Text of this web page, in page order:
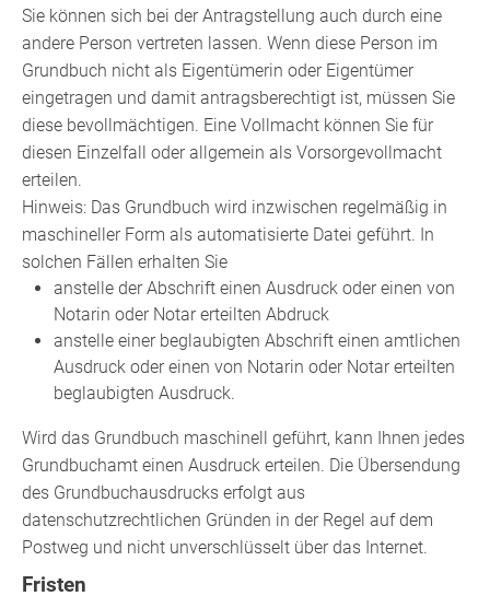
Sie können sich bei der Antragstellung auch durch eine
andere Person vertreten lassen. Wenn diese Person im
Grundbuch nicht als Eigentümerin oder Eigentümer
eingetragen und damit antragsberechtigt ist, müssen Sie
diese bevollmächtigen. Eine Vollmacht können Sie für
diesen Einzelfall oder allgemein als Vorsorgevollmacht
erteilen.
Hinweis: Das Grundbuch wird inzwischen regelmäßig in
maschineller Form als automatisierte Datei geführt. In
solchen Fällen erhalten Sie
anstelle der Abschrift einen Ausdruck oder einen von
Notarin oder Notar erteilten Abdruck
anstelle einer beglaubigten Abschrift einen amtlichen
Ausdruck oder einen von Notarin oder Notar erteilten
beglaubigten Ausdruck.
Wird das Grundbuch maschinell geführt, kann Ihnen jedes
Grundbuchamt einen Ausdruck erteilen. Die Übersendung
des Grundbuchausdrucks erfolgt aus
datenschutzrechtlichen Gründen in der Regel auf dem
Postweg und nicht unverschlüsselt über das Internet.
Fristen